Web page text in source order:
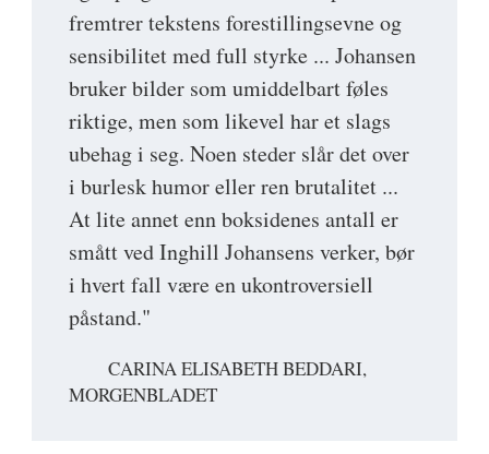
fremtrer tekstens forestillingsevne og
sensibilitet med full styrke ... Johansen
bruker bilder som umiddelbart føles
riktige, men som likevel har et slags
ubehag i seg. Noen steder slår det over
i burlesk humor eller ren brutalitet ...
At lite annet enn boksidenes antall er
smått ved Inghill Johansens verker, bør
i hvert fall være en ukontroversiell
påstand."
CARINA ELISABETH BEDDARI,
MORGENBLADET